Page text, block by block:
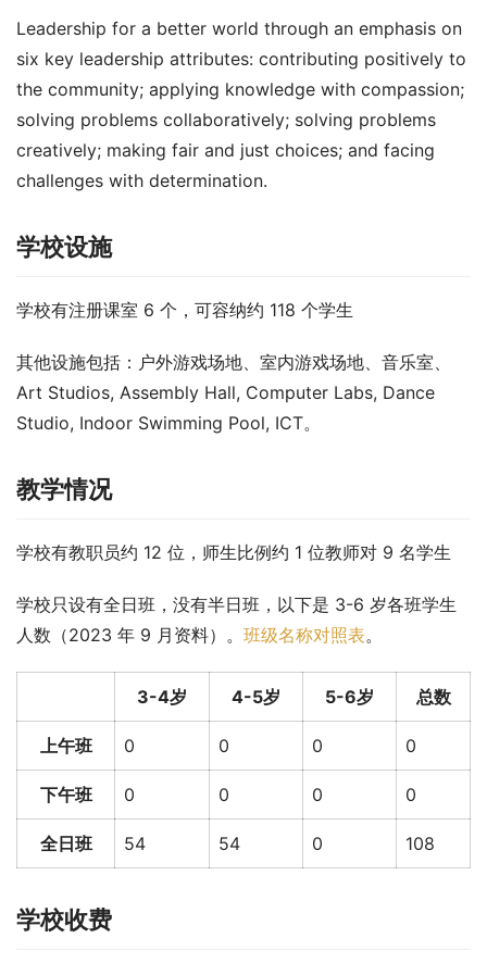
Leadership for a better world through an emphasis on
six key leadership attributes: contributing positively to
the community; applying knowledge with compassion;
solving problems collaboratively; solving problems
creatively; making fair and just choices; and facing
challenges with determination.
学校设施
学校有注册课室 6 个，可容纳约 118 个学生
其他设施包括：户外游戏场地、室内游戏场地、音乐室、
Art Studios, Assembly Hall, Computer Labs, Dance
Studio, Indoor Swimming Pool, ICT。
教学情况
学校有教职员约 12 位，师生比例约 1 位教师对 9 名学生
学校只设有全日班，没有半日班，以下是 3-6 岁各班学生
人数（2023 年 9 月资料）。 班级名称对照表。
3-4岁 4-5岁 5-6岁 总数
上午班 0 0 0 0
下午班 0 0 0 0
全日班 54 54 0 108
学校收费